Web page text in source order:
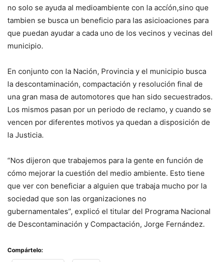
no solo se ayuda al medioambiente con la accíón,sino que
tambien se busca un beneficio para las asicioaciones para
que puedan ayudar a cada uno de los vecinos y vecinas del
municipio.
En conjunto con la Nación, Provincia y el municipio busca
la descontaminación, compactación y resolución final de
una gran masa de automotores que han sido secuestrados.
Los mismos pasan por un periodo de reclamo, y cuando se
vencen por diferentes motivos ya quedan a disposición de
la Justicia.
“Nos dijeron que trabajemos para la gente en función de
cómo mejorar la cuestión del medio ambiente. Esto tiene
que ver con beneficiar a alguien que trabaja mucho por la
sociedad que son las organizaciones no
gubernamentales”, explicó el titular del Programa Nacional
de Descontaminación y Compactación, Jorge Fernández.
Compártelo: